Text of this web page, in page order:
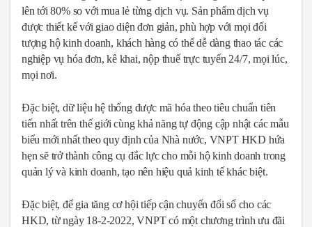
lên tới 80% so với mua lẻ từng dịch vụ. Sản phẩm dịch vụ
được thiết kế với giao diện đơn giản, phù hợp với mọi đối
tượng hộ kinh doanh, khách hàng có thể dễ dàng thao tác các
nghiệp vụ hóa đơn, kê khai, nộp thuế trực tuyến 24/7, mọi lúc,
mọi nơi.
Đặc biệt, dữ liệu hệ thống được mã hóa theo tiêu chuẩn tiên
tiến nhất trên thế giới cùng khả năng tự động cập nhật các mẫu
biểu mới nhất theo quy định của Nhà nước, VNPT HKD hứa
hẹn sẽ trở thành công cụ đắc lực cho mỗi hộ kinh doanh trong
quản lý và kinh doanh, tạo nên hiệu quả kinh tế khác biệt.
Đặc biệt, để gia tăng cơ hội tiếp cận chuyển đổi số cho các
HKD, từ ngày 18-2-2022, VNPT có một chương trình ưu đãi